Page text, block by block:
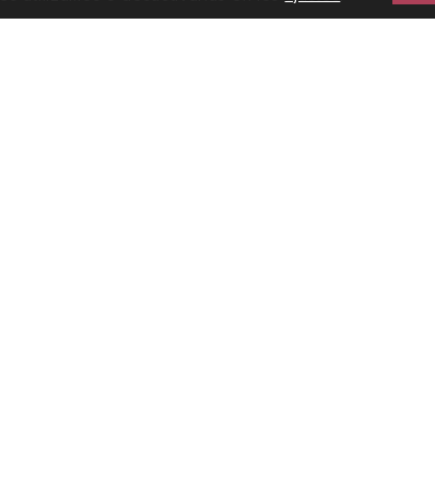
Yurrita 1850grs
Brujula 8/10